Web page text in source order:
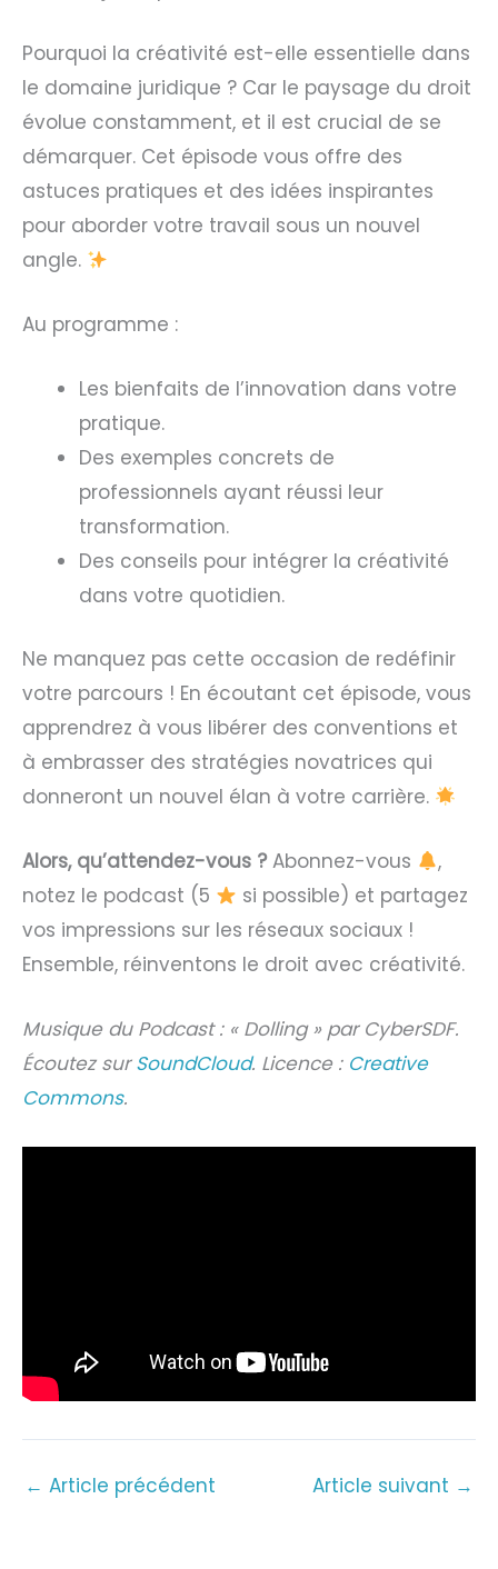
Pourquoi la créativité est-elle essentielle dans
le domaine juridique ? Car le paysage du droit
évolue constamment, et il est crucial de se
démarquer. Cet épisode vous offre des
astuces pratiques et des idées inspirantes
pour aborder votre travail sous un nouvel
angle.
Au programme :
Les bienfaits de l’innovation dans votre
pratique.
Des exemples concrets de
professionnels ayant réussi leur
transformation.
Des conseils pour intégrer la créativité
dans votre quotidien.
Ne manquez pas cette occasion de redéfinir
votre parcours ! En écoutant cet épisode, vous
apprendrez à vous libérer des conventions et
à embrasser des stratégies novatrices qui
donneront un nouvel élan à votre carrière.
Alors, qu’attendez-vous ?Abonnez-vous
,
notez le podcast (5
si possible) et partagez
vos impressions sur les réseaux sociaux !
Ensemble, réinventons le droit avec créativité.
Musique du Podcast : « Dolling » par CyberSDF.
Écoutez surSoundCloud. Licence : Creative
Commons.
← Article précédent Article suivant →